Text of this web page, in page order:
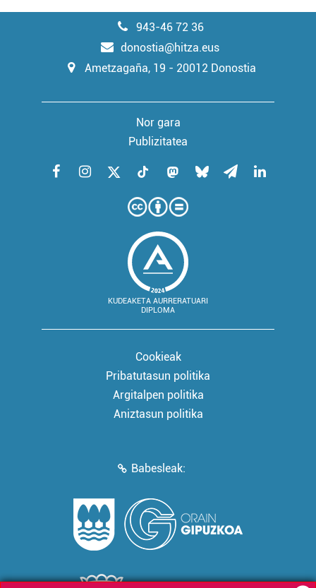
943-46 72 36
donostia@hitza.eus
Ametzagaña, 19 - 20012 Donostia
Nor gara
Publizitatea
KUDEAKETA AURRERATUARI
DIPLOMA
Cookieak
Pribatutasun politika
Argitalpen politika
Aniztasun politika
Babesleak: